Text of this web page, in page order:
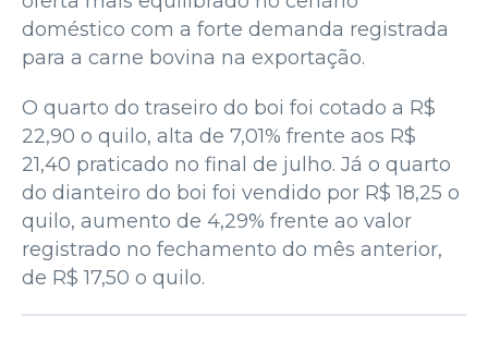
doméstico com a forte demanda registrada
para a carne bovina na exportação.
O quarto do traseiro do boi foi cotado a R$
22,90 o quilo, alta de 7,01% frente aos R$
21,40 praticado no final de julho. Já o quarto
do dianteiro do boi foi vendido por R$ 18,25 o
quilo, aumento de 4,29% frente ao valor
registrado no fechamento do mês anterior,
de R$ 17,50 o quilo.